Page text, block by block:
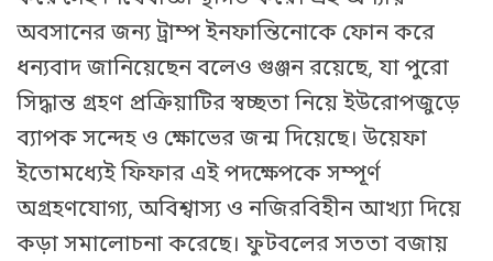
অবসানের জন্য ট্রাম্প ইনফান্তিনোকে ফোন করে
ধন্যবাদ জানিয়েছেন বলেও গুঞ্জন রয়েছে, যা পুরো
সিদ্ধান্ত গ্রহণ প্রক্রিয়াটির স্বচ্ছতা নিয়ে ইউরোপজুড়ে
ব্যাপক সন্দেহ ও ক্ষোভের জন্ম দিয়েছে। উয়েফা
ইতোমধ্যেই ফিফার এই পদক্ষেপকে সম্পূর্ণ
অগ্রহণযোগ্য, অবিশ্বাস্য ও নজিরবিহীন আখ্যা দিয়ে
কড়া সমালোচনা করেছে। ফুটবলের সততা বজায়